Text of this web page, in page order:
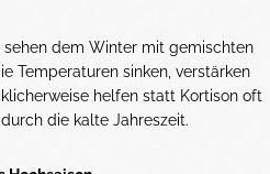
dem Winter mit gemischten
Temperaturen sinken, verstärken
helfen statt Kortison oft
die kalte Jahreszeit.